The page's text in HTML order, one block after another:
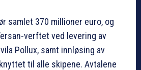
samlet 370 millioner euro, og
verftet ved levering av
Pollux, samt innløsing av
til alle skipene. Avtalene